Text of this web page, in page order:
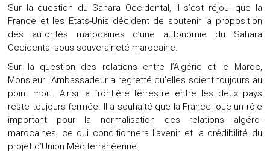
Sur la question du Sahara Occidental, il s’est réjoui que la
France et les Etats-Unis décident de soutenir la proposition
des autorités marocaines d’une autonomie du Sahara
Occidental sous souveraineté marocaine.
Sur la question des relations entre l’Algérie et le Maroc,
Monsieur l’Ambassadeur a regretté qu’elles soient toujours au
point mort. Ainsi la frontière terrestre entre les deux pays
reste toujours fermée. Il a souhaité que la France joue un rôle
important pour la normalisation des relations algéro-
marocaines, ce qui conditionnera l’avenir et la crédibilité du
projet d’Union Méditerranéenne.